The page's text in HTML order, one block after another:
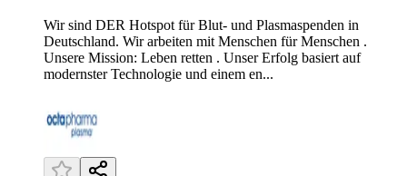
Wir sind DER Hotspot für Blut- und Plasmaspenden in
Deutschland. Wir arbeiten mit Menschen für Menschen .
Unsere Mission: Leben retten . Unser Erfolg basiert auf
modernster Technologie und einem en...